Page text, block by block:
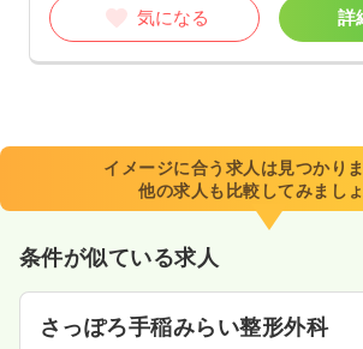
気になる 詳
イメージに合う求人は見つかり
他の求人も比較してみましょ
条件が似ている求人
さっぽろ手稲みらい整形外科